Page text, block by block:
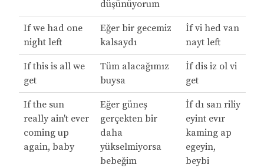
düşünüyorum
If we had one
night left
Eğer bir gecemiz
kalsaydı
İf vi hed van
nayt left
If this is all we
get
Tüm alacağımız
buysa
İf dis iz ol vi
get
If the sun
really ain't ever
coming up
again, baby
Eğer güneş
gerçekten bir
daha
yükselmiyorsa
bebeğim
İf dı san riliy
eyint evır
kaming ap
egeyin,
beybi